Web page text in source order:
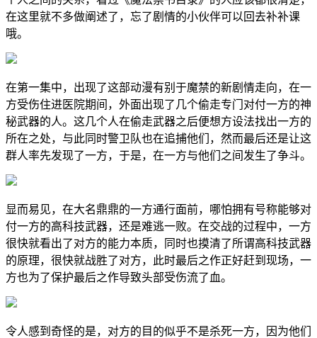
在这里就不多做阐述了，忘了剧情的小伙伴可以回去补补课
哦。
在第一集中，出现了这部动漫有别于魔禁的新剧情走向，在一
方受伤住进医院期间，外面出现了几个偷走专门对付一方的神
秘武器的人。这几个人在偷走武器之后便想方设法找出一方的
所在之处，与此同时警卫队也在追捕他们，然而最后还是让这
群人率先发现了一方，于是，在一方与他们之间发生了争斗。
显而易见，在大名鼎鼎的一方通行面前，哪怕拥有号称能够对
付一方的高科技武器，还是难逃一败。在交战的过程中，一方
很快就看出了对方的能力本质，同时也摸清了所谓高科技武器
的原理，很快就战胜了对方，此时最后之作正好赶到现场，一
方也为了保护最后之作导致头部受伤流了血。
令人感到奇怪的是，对方的目的似乎不是杀死一方，因为他们